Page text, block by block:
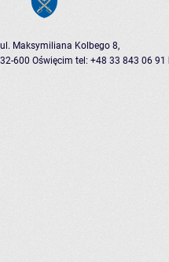
ul. Maksymiliana Kolbego 8,
32-600 Oświęcim tel: +48 33 843 06 91